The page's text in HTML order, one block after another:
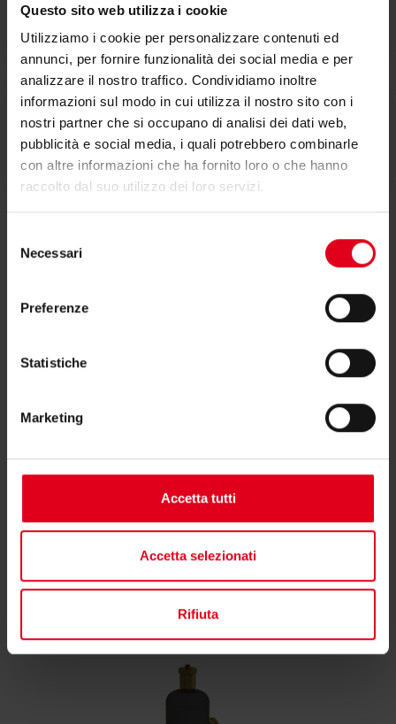
Questo sito web utilizza i cookie
Utilizziamo i cookie per personalizzare contenuti ed
annunci, per fornire funzionalità dei social media e per
analizzare il nostro traffico. Condividiamo inoltre
informazioni sul modo in cui utilizza il nostro sito con i
nostri partner che si occupano di analisi dei dati web,
pubblicità e social media, i quali potrebbero combinarle
con altre informazioni che ha fornito loro o che hanno
raccolto dal suo utilizzo dei loro servizi.
delNecessari
Preferenze
Statistiche
Marketing
Accetta tutti
Accetta selezionati
Rifiuta
Testi di capitolato
Istruzioni
Hai bisogno di supporto per R160?
Se hai bisogno di ulteriori informazioni contatta il
consulente tecnico o commerciale di zona.
Trova il consulente di zona
Potrebbero interessarti anche